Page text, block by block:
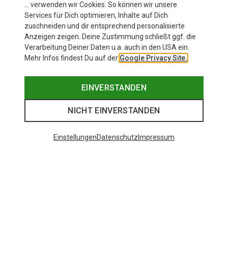
… verwenden wir Cookies. So können wir unsere
Services für Dich optimieren, Inhalte auf Dich
zuschneiden und dir entsprechend personalisierte
Anzeigen zeigen. Deine Zustimmung schließt ggf. die
Verarbeitung Deiner Daten u.a. auch in den USA ein.
Mehr Infos findest Du auf der Google Privacy Site.
EINVERSTANDEN
NICHT EINVERSTANDEN
EinstellungenDatenschutz Impressum